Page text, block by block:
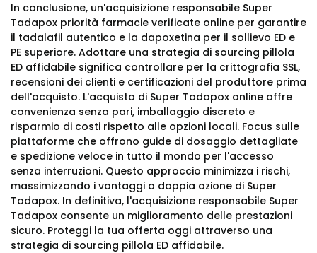
In conclusione, un'acquisizione responsabile Super
Tadapox priorità farmacie verificate online per garantire
il tadalafil autentico e la dapoxetina per il sollievo ED e
PE superiore. Adottare una strategia di sourcing pillola
ED affidabile significa controllare per la crittografia SSL,
recensioni dei clienti e certificazioni del produttore prima
dell'acquisto. L'acquisto di Super Tadapox online offre
convenienza senza pari, imballaggio discreto e
risparmio di costi rispetto alle opzioni locali. Focus sulle
piattaforme che offrono guide di dosaggio dettagliate
e spedizione veloce in tutto il mondo per l'accesso
senza interruzioni. Questo approccio minimizza i rischi,
massimizzando i vantaggi a doppia azione di Super
Tadapox. In definitiva, l'acquisizione responsabile Super
Tadapox consente un miglioramento delle prestazioni
sicuro. Proteggi la tua offerta oggi attraverso una
strategia di sourcing pillola ED affidabile.